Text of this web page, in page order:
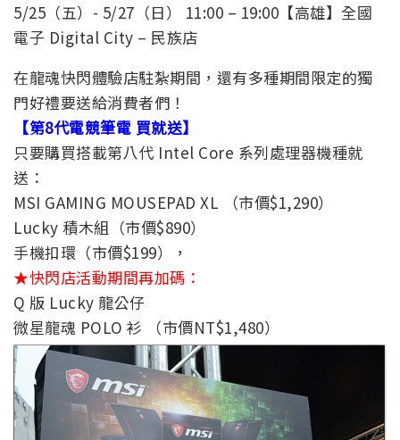
5/25（五）- 5/27（日） 11:00 – 19:00【高雄】全國
電子 Digital City – 民族店
在龍魂快閃體驗店駐紮期間，還有多種期間限定的獨
門好禮要送給消費者們！
【第8代電競筆電 買就送】
只要購買搭載第八代 Intel Core 系列處理器機種就
送：
MSI GAMING MOUSEPAD XL （市價$1,290）
Lucky 積木組（市價$890）
手機扣環（市價$199），
★快閃店活動期間再加碼：
Q 版 Lucky 龍公仔
微星龍魂 POLO 衫 （市價NT$1,480）